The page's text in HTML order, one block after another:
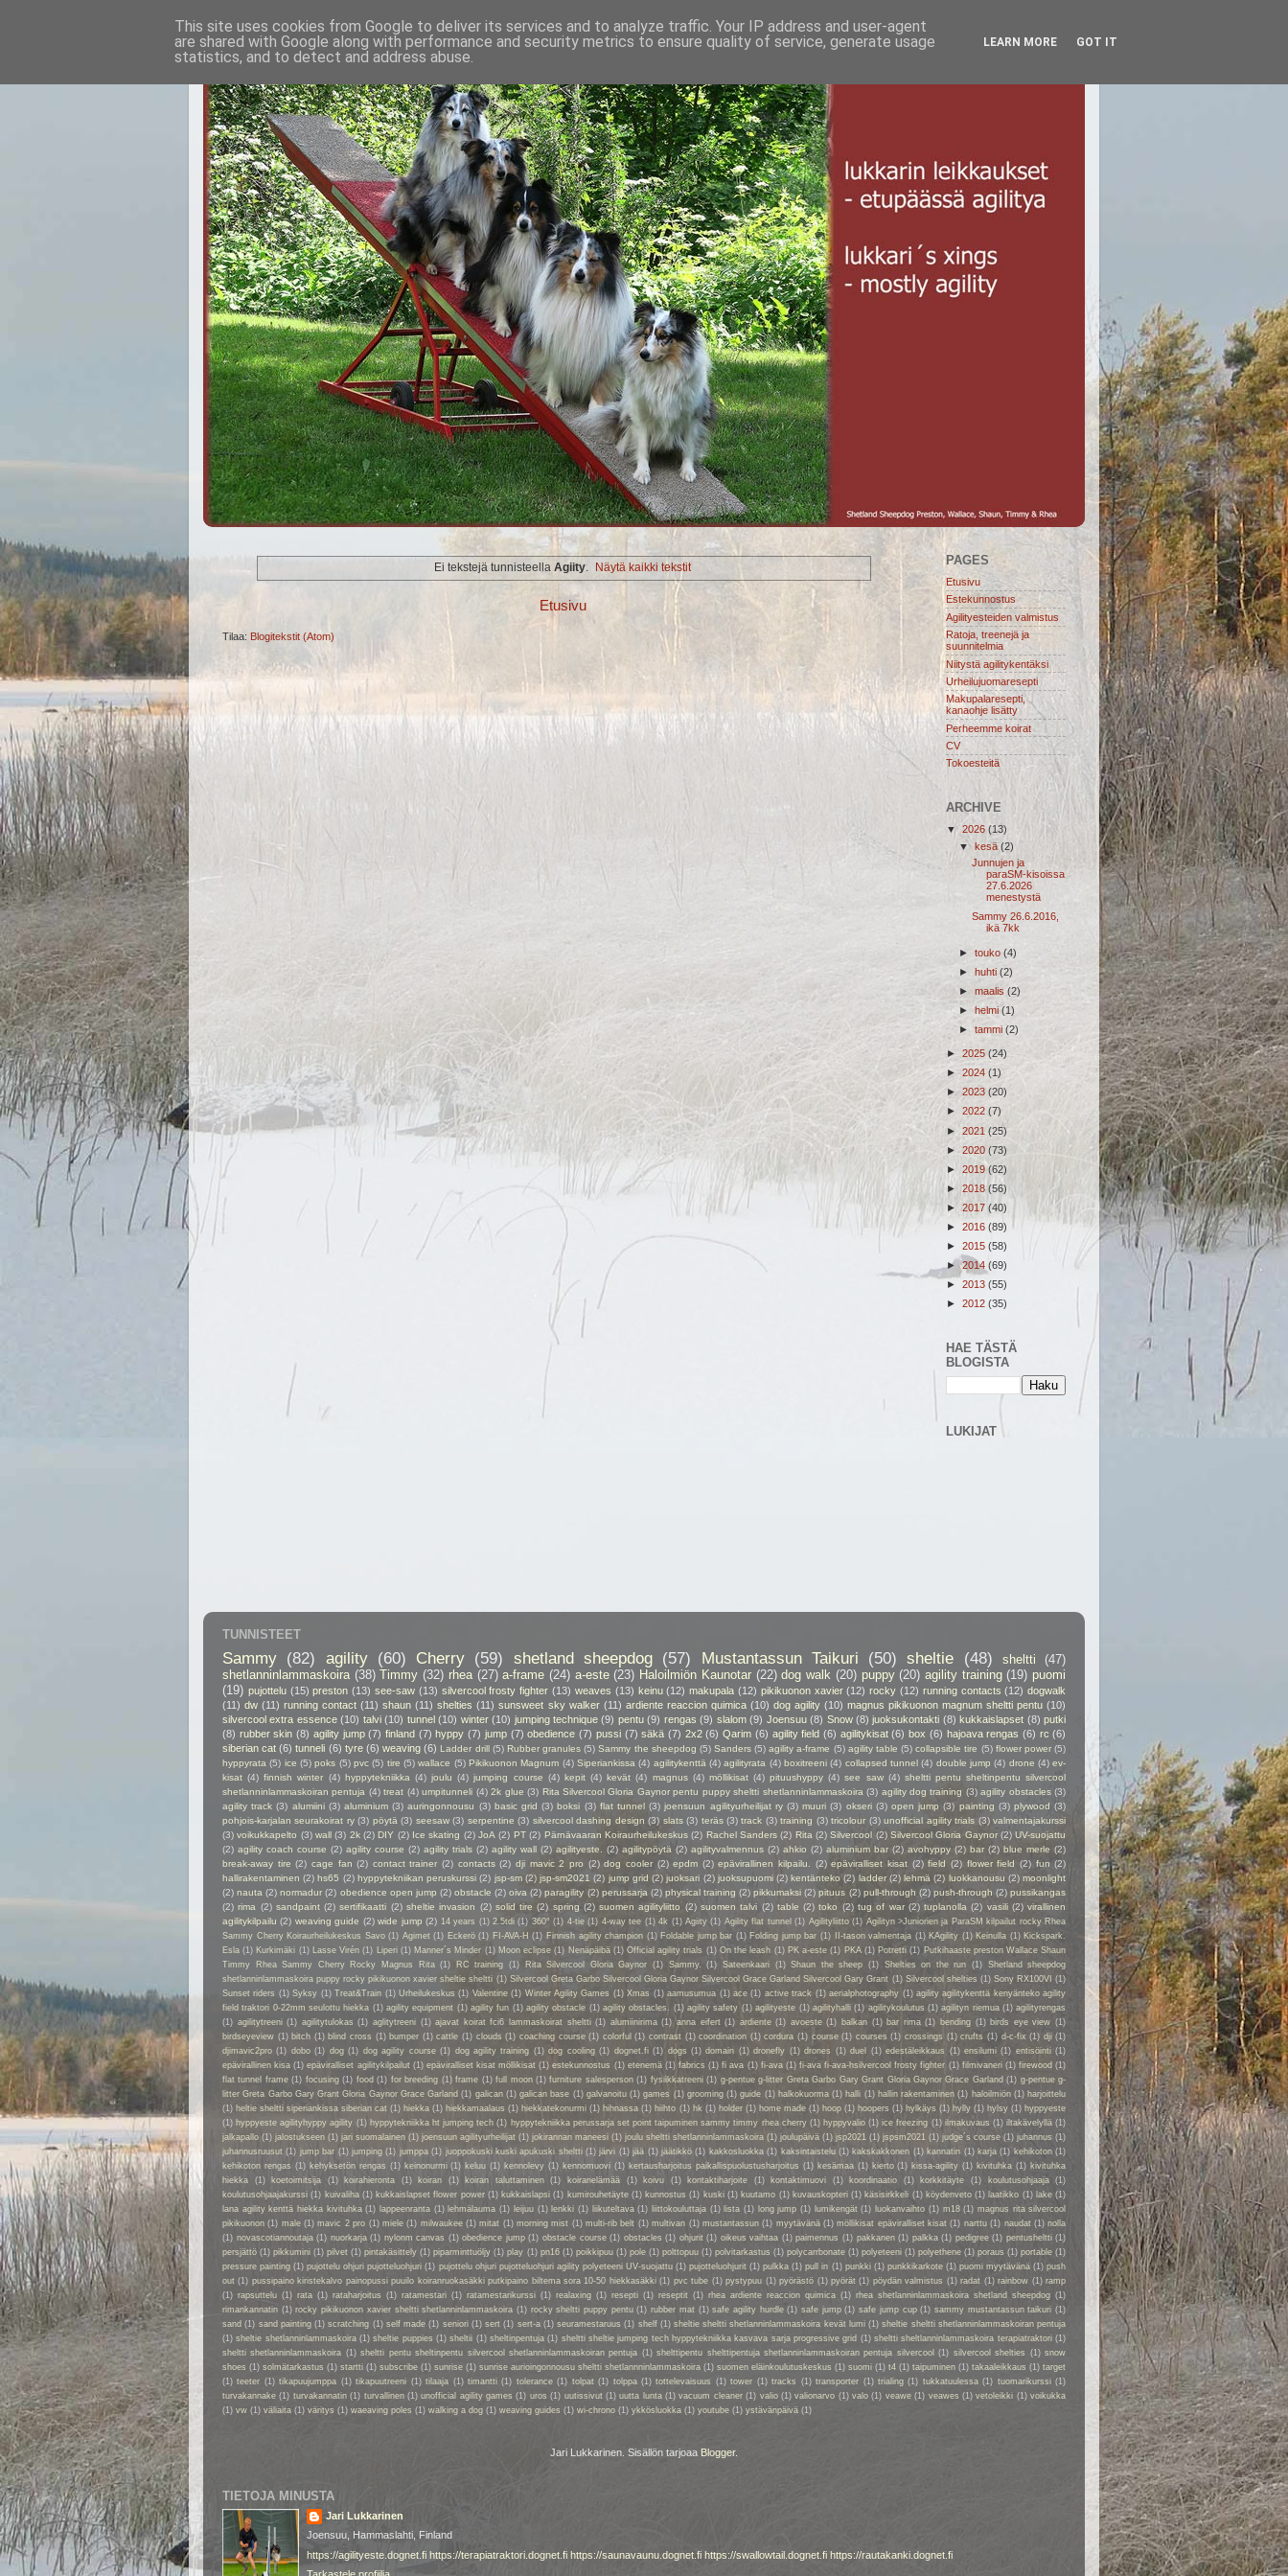
Ei tekstejä tunnisteella Agiity. Näytä kaikki tekstit
Etusivu
Tilaa: Blogitekstit (Atom)
PAGES
Etusivu
Estekunnostus
Agilityesteiden valmistus
Ratoja, treenejä ja
suunnitelmia
Niitystä agilitykentäksi
Urheilujuomaresepti
Makupalaresepti,
kanaohje lisätty
Perheemme koirat
CV
Tokoesteitä
ARCHIVE
▼ 2026 (13)
▼ kesä(2)
Junnujen ja
paraSM-kisoissa
27.6.2026
menestystä
Sammy 26.6.2016,
ikä 7kk
► touko (4)
► huhti (2)
► maalis (2)
► helmi (1)
► tammi (2)
► 2025 (24)
► 2024 (1)
► 2023 (20)
► 2022 (7)
► 2021 (25)
► 2020 (73)
► 2019(62)
► 2018(56)
► 2017 (40)
► 2016 (89)
► 2015 (58)
►2014 (69)
► 2013 (55)
► 2012 (35)
HAE TÄSTÄ
BLOGISTA
LUKIJAT
TUNNISTEET
Sammy (82) agility (60) Cherry (59) shetland sheepdog (57) Mustantassun Taikuri (50) sheltie (48) sheltti
(47)
shetlanninlammaskoira (38) Timmy (32) rhea (27) a-frame (24) a-este (23) Haloilmiön Kaunotar (22) dog walk (20) puppy (20) agility training (19) puomi
(19) pujottelu (15) preston (13) see-saw (13) silvercool frosty fighter (13) weaves (13) keinu (12) makupala (12) pikikuonon xavier (12) rocky (12) running contacts (12) dogwalk
(11) dw (11) running contact (11) shaun (11) shelties (11) sunsweet sky walker (11) ardiente reaccion quimica (10) dog agility (10) magnus pikikuonon magnum sheltti pentu (10)
silvercool extra essence (10) talvi (10) tunnel (10) winter (10) jumping technique (9) pentu (9) rengas (9) slalom (9) Joensuu (8) Snow (8) juoksukontakti (8) kukkaislapset (8) putki
(8) rubber skin (8) agility jump (7) finland (7) hyppy (7) jump (7) obedience (7) pussi (7) säkä (7) 2x2 (6) Qarim (6) agility field (6) agilitykisat (6) box (6) hajoava rengas (6) rc (6)
siberian cat (6) tunneli (6) tyre (6) weaving (6) Ladder drill (5) Rubber granules (5) Sammy the sheepdog (5) Sanders (5) agility a-frame (5) agility table (5) collapsible tire (5) flower power (5)
hyppyrata (5) ice (5) poks (5) pvc (5) tire (5) wallace (5) Pikikuonon Magnum (4) Siperiankissa (4) agilitykenttä (4) agilityrata (4) boxitreeni (4) collapsed tunnel (4) double jump (4) drone (4) ev-
kisat (4) finnish winter (4) hyppytekniikka (4) joulu (4) jumping course (4) kepit (4) kevät (4) magnus (4) möllikisat (4) pituushyppy (4) see saw (4) sheltti pentu sheltinpentu silvercool
shetlanninlammaskoiran pentuja (4) treat (4) umpitunneli (4) 2k glue (3) Rita Silvercool Gloria Gaynor pentu puppy sheltti shetlanninlammaskoira (3) agility dog training (3) agility obstacles (3)
agility track (3) alumiini (3) aluminium (3) auringonnousu (3) basic grid (3) boksi (3) flat tunnel (3) joensuun agilityurheilijat ry (3) muuri (3) okseri (3) open jump (3) painting (3) plywood (3)
pohjois-karjalan seurakoirat ry (3) pöytä (3) seesaw (3) serpentine (3) silvercool dashing design (3) slats (3) teräs (3) track (3) training (3) tricolour (3) unofficial agility trials (3) valmentajakurssi
(3) voikukkapelto (3) wall (3) 2k (2) DIY (2) Ice skating (2) JoA (2) PT (2) Pärnävaaran Koiraurheilukeskus (2) Rachel Sanders (2) Rita (2) Silvercool (2) Silvercool Gloria Gaynor (2) UV-suojattu
(2) agility coach course (2) agility course (2) agility trials (2) agility wall (2) agilityeste. (2) agilitypöytä (2) agilityvalmennus (2) ahkio (2) aluminium bar (2) avohyppy (2) bar (2) blue merle (2)
break-away tire (2) cage fan (2) contact trainer (2) contacts (2) dji mavic 2 pro (2) dog cooler (2) epdm (2) epävirallinen kilpailu. (2) epäviralliset kisat (2) field (2) flower field (2) fun (2)
hallirakentaminen (2) hs65 (2) hyppytekniikan peruskurssi (2) jsp-sm (2) jsp-sm2021 (2) jump grid (2) juoksari (2) juoksupuomi (2) kentänteko (2) ladder (2) lehmä (2) luokkanousu (2) moonlight
(2) nauta (2) normadur (2) obedience open jump (2) obstacle (2) oiva (2) paragility (2) perussarja (2) physical training (2) pikkumaksi (2) pituus (2) pull-through (2) push-through (2) pussikangas
(2) rima (2) sandpaint (2) sertifikaatti (2) sheltie invasion (2) solid tire (2) spring (2) suomen agilityliitto (2) suomen talvi (2) table (2) toko (2) tug of war (2) tuplanolla (2) vasili (2) virallinen
agilitykilpailu (2) weaving guide (2) wide jump (2) 14 years (1) 2.5tdi (1) 360° (1) 4-tie (1) 4-way tee (1) 4k (1) Agiity (1) Agility flat tunnel (1) Agilityliitto (1) Agilityn >Juniorien ja ParaSM kilpailut rocky Rhea
Sammy Cherry Koiraurheilukeskus Savo (1) Agimet (1) Eckerö (1) FI-AVA-H (1) Finnish agility champion (1) Foldable jump bar (1) Folding jump bar (1) II-tason valmentaja (1) KAgility (1) Keinulla (1) Kickspark.
Esla (1) Kurkimäki (1) Lasse Virén (1) Liperi (1) Manner´s Minder (1) Moon eclipse (1) Nenäpäibä (1) Official agility trials (1) On the leash (1) PK a-este (1) PKA (1) Potretti (1) Putkihaaste preston Wallace Shaun
Timmy Rhea Sammy Cherry Rocky Magnus Rita (1) RC training (1) Rita Silvercool Gloria Gaynor (1) Sammy. (1) Sateenkaari (1) Shaun the sheep (1) Shelties on the run (1)
Shetland sheepdog
shetlanninlammaskoira puppy rocky pikikuonon xavier sheltie sheltti (1) Silvercool Greta Garbo Silvercool Gloria Gaynor Silvercool Grace Garland Silvercool Gary Grant (1) Silvercool shelties (1) Sony RX100VI
(1)
Sunset riders (1) Syksy (1) Treat&Train (1) Urheilukeskus (1) Valentine (1) Winter Agility Games (1) Xmas (1) aamusumua (1) ace (1) active track (1) aerialphotography (1) agility agilitykenttä kenyänteko agility
field traktori 0-22mm seulottu hiekka (1) agility equipment (1) agility fun (1) agility obstacle (1) agility obstacles. (1) agility safety (1) agilityeste (1) agilityhalli (1) agilitykoulutus (1) agilityn riemua (1) agilityrengas
(1) agilitytreeni (1) agilitytulokas (1) aglitytreeni (1) ajavat koirat fci6 lammaskoirat sheltti (1) alumiinirima (1) anna eifert (1) ardiente (1) avoeste (1) balkan (1) bar rima (1) bending (1) birds eye view (1)
birdseyeview (1) bitch (1) blind cross (1) bumper (1) cattle (1) clouds (1) coaching course (1) colorful (1) contrast (1) coordination (1) cordura (1) course (1) courses (1) crossings (1) crufts (1) d-c-fix (1) dji (1)
djimavic2pro (1) dobo (1) dog (1) dog agility course (1) dog agility training (1) dog cooling (1) dognet.fi (1) dogs (1) domain (1) dronefly (1) drones (1) duel (1) edestäleikkaus (1) ensilumi (1) entisöinti (1)
epävirallinen kisa (1) epäviralliset agilitykilpailut (1) epäviralliset kisat möllikisat (1) estekunnostus (1) etenemä (1) fabrics (1) fi ava (1) fi-ava (1) fi-ava fi-ava-hsilvercool frosty fighter (1) filmivaneri (1) firewood (1)
flat tunnel frame (1) focusing (1) food (1) for breeding (1) frame (1) full moon (1) furniture salesperson (1) fysiikkatreeni (1) g-pentue g-litter Greta Garbo Gary Grant Gloria Gaynor Grace Garland (1) g-pentue g-
litter Greta Garbo Gary Grant Gloria Gaynor Grace Garland (1) galican (1) galican base (1) galvanoitu (1) games (1) grooming (1) guide (1) halkokuorma (1) halli (1) hallin rakentaminen (1) haloilmiön (1) harjoittelu
(1) heltie sheltti siperiankissa siberian cat (1) hiekka (1) hiekkamaalaus (1) hiekkatekonurmi (1) hihnassa (1) hiihto (1) hk (1) holder (1) home made (1) hoop (1) hoopers (1) hylkäys (1) hylly (1) hylsy (1) hyppyeste
(1) hyppyeste agilityhyppy agility (1) hyppytekniikka ht jumping tech (1) hyppytekniikka perussarja set point taipuminen sammy timmy rhea cherry (1) hyppyvalio (1) ice freezing (1) ilmakuvaus (1) iltakävelyllä (1)
jalkapallo (1) jalostukseen (1) jari suomalainen (1) joensuun agilityurheilijat (1) jokirannan maneesi (1) joulu sheltti shetlanninlammaskoira (1) joulupäivä (1) jsp2021 (1) jspsm2021 (1) judge´s course (1) juhannus (1)
juhannusruusut (1) jump bar (1) jumping (1) jumppa (1) juoppokuski kuski apukuski sheltti (1) järvi (1) jää (1) jäätikkö (1) kakkosluokka (1) kaksintaistelu (1) kakskakkonen (1) kannatin (1) karja (1) kehikoton (1)
kehikoton rengas (1) kehyksetön rengas (1) keinonurmi (1) keluu (1) kennolevy (1) kennomuovi (1) kertausharjoitus paikallispuolustusharjoitus (1) kesämaa (1) kierto (1) kissa-agility (1) kivituhka (1) kivituhka
hiekka
(1) koetoimitsija (1) koirahieronta (1) koiran (1) koiran taluttaminen (1) koiranelämää (1) koivu (1) kontaktiharjoite (1) kontaktimuovi (1) koordinaatio (1) korkkitäyte (1) koulutusohjaaja
(1)
koulutusohjaajakurssi (1) kuivaliha (1) kukkaislapset flower power (1) kukkaislapsi (1) kumirouhetäyte (1) kunnostus (1) kuski (1) kuutamo (1) kuvauskopteri (1) käsisirkkeli (1) köydenveto (1) laatikko (1) lake (1)
lana agility kenttä hiekka kivituhka (1) lappeenranta (1) lehmälauma (1) leijuu (1) lenkki (1) liikuteltava (1) liittokouluttaja (1) lista (1) long jump (1) lumikengät (1) luokanvaihto (1) m18 (1) magnus rita silvercool
pikikuonon (1) male (1) mavic 2 pro (1) miele (1) milwaukee (1) mitat (1) morning mist (1) multi-rib belt (1) multivan (1) mustantassun (1) myytävänä (1) möllikisat epäviralliset kisat (1) narttu (1) naudat (1) nolla
(1) novascotiannoutaja (1) nuorkarja (1) nylonm canvas (1) obedience jump (1) obstacle course (1) obstacles (1) ohjurit (1) oikeus vaihtaa (1) paimennus (1) pakkanen (1) palkka (1) pedigree (1) pentusheltti (1)
persjättö (1) pikkumini (1) pilvet (1) pintakäsittely (1) piparminttuöljy (1) play (1) pn16 (1) poikkipuu (1) pole (1) polttopuu (1) polvitarkastus (1) polycarrbonate (1) polyeteeni (1) polyethene (1) poraus (1) portable (1)
pressure painting (1) pujottelu ohjuri pujotteluohjuri (1) pujottelu ohjuri pujotteluohjuri agility polyeteeni UV-suojattu (1) pujotteluohjurit (1) pulkka (1) pull in (1) punkki (1) punkkikarkote (1) puomi myytävänä (1) push
out (1) pussipaino kiristekalvo painopussi puuilo koiranruokasäkki putkipaino biltema sora 10-50 hiekkasäkki (1) pvc tube (1) pystypuu (1) pyörästö (1) pyörät (1) pöydän valmistus (1) radat (1) rainbow (1) ramp
(1) rapsuttelu (1) rata (1) rataharjoitus (1) ratamestari (1) ratamestarikurssi (1) realaxing (1) resepti (1) reseptit (1) rhea ardiente reaccion quimica (1) rhea shetlanninlammaskoira shetland sheepdog (1)
rimankannatin (1) rocky pikikuonon xavier sheltti shetlanninlammaskoira (1) rocky sheltti puppy pentu (1) rubber mat (1) safe agility hurdle (1) safe jump (1) safe jump cup (1) sammy mustantassun taikuri (1)
sand (1) sand painting (1) scratching (1) self made (1) seniori (1) sert (1) sert-a (1) seuramestaruus (1) shelf (1) sheltie sheltti shetlanninlammaskoira kevät lumi (1) sheltie sheltti shetlanninlammaskoiran pentuja
(1) sheltie shetlanninlammaskoira (1) sheltie puppies (1) sheltii (1) sheltinpentuja (1) sheltti sheltie jumping tech hyppytekniikka kasvava sarja progressive grid (1) sheltti sheltlanninlammaskoira terapiatraktori (1)
sheltti shetlanninlammaskoira (1) sheltti pentu sheltinpentu silvercool shetlanninlammaskoiran pentuja (1) shelttipentu shelttipentuja shetlanninlammaskoiran pentuja silvercool (1) silvercool shelties (1) snow
shoes (1) solmätarkastus (1) startti (1) subscribe (1) sunrise (1) sunrise aurioingonnousu sheltti shetlannninlammaskoira (1) suomen eläinkoulutuskeskus (1) suomi (1) t4 (1) taipuminen (1) takaaleikkaus (1) target
(1) teeter (1) tikapuujumppa (1) tikapuutreeni (1) tilaaja (1) timantti (1) tolerance (1) tolpat (1) tolppa (1) tottelevaisuus (1) tower (1) tracks (1) transporter (1) trialing (1) tukkatuulessa (1) tuomarikurssi (1)
turvakannake (1) turvakannatin (1) turvallinen (1) unofficial agility games (1) uros (1) uutissivut (1) uutta lunta (1) vacuum cleaner (1) valio (1) valionarvo (1) valo (1) veawe (1) veawes (1) vetoleikki (1) voikukka
(1) vw (1) väliaita (1) väritys (1) waeaving poles (1) walking a dog (1) weaving guides (1) wi-chrono (1) ykkösluokka (1) youtube (1) ystävänpäivä (1)
Jari Lukkarinen. Sisällön tarjoaa Blogger.
TIETOJA MINUSTA
Jari Lukkarinen
Joensuu, Hammaslahti, Finland
https://agilityeste.dognet.fi https://terapiatraktori.dognet.fi https://saunavaunu.dognet.fi https://swallowtail.dognet.fi https://rautakanki.dognet.fi
This site uses cookies from Google to deliver its services and to analyze traffic. Your IP address and user-agent
are shared with Google along with performance and security metrics to ensure quality of service, generate usage
statistics, and to detect and address abuse.
LEARN MORE GOT IT